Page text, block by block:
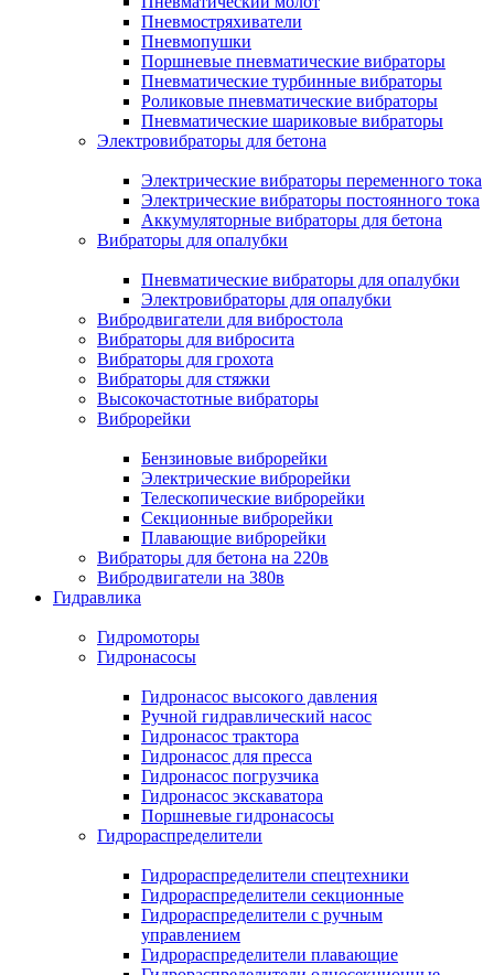
Пневмостряхиватели
Пневмопушки
Поршневые пневматические вибраторы
Пневматические турбинные вибраторы
Роликовые пневматические вибраторы
Пневматические шариковые вибраторы
Электровибраторы для бетона
Электрические вибраторы переменного тока
Электрические вибраторы постоянного тока
Аккумуляторные вибраторы для бетона
Вибраторы для опалубки
Пневматические вибраторы для опалубки
Электровибраторы для опалубки
Вибродвигатели для вибростола
Вибраторы для вибросита
Вибраторы для грохота
Вибраторы для стяжки
Высокочастотные вибраторы
Виброрейки
Бензиновые виброрейки
Электрические виброрейки
Телескопические виброрейки
Секционные виброрейки
Плавающие виброрейки
Вибраторы для бетона на 220в
Вибродвигатели на 380в
Гидравлика
Гидромоторы
Гидронасосы
Гидронасос высокого давления
Ручной гидравлический насос
Гидронасос трактора
Гидронасос для пресса
Гидронасос погрузчика
Гидронасос экскаватора
Поршневые гидронасосы
Гидрораспределители
Гидрораспределители спецтехники
Гидрораспределители секционные
Гидрораспределители с ручным
управлением
Гидрораспределители плавающие